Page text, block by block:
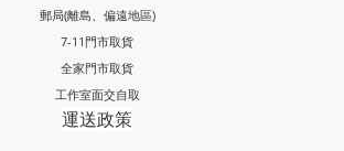
郵局(離島、偏遠地區)
7-11門市取貨
全家門市取貨
工作室面交自取
運送政策